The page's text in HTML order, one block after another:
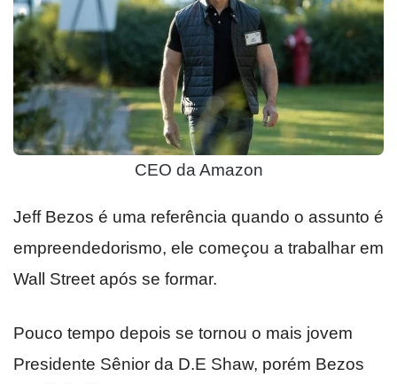
CEO da Amazon
Jeff Bezos é uma referência quando o assunto é
empreendedorismo, ele começou a trabalhar em
Wall Street após se formar.
Pouco tempo depois se tornou o mais jovem
Presidente Sênior da D.E Shaw, porém Bezos